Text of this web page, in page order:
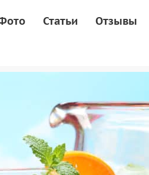
Статьи Отзывы